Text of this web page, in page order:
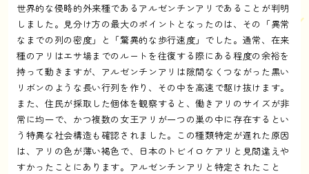
世界的な侵略的外来種であるアルゼンチンアリであることが判明
しました。見分け方の最大のポイントとなったのは、その「異常
なまでの列の密度」と「驚異的な歩行速度」でした。通常、在来
種のアリはエサ場までのルートを往復する際にある程度の余裕を
持って動きますが、アルゼンチンアリは隙間なくつながった黒い
リボンのような長い行列を作り、その中を高速で駆け抜けます。
また、住民が採取した個体を観察すると、働きアリのサイズが非
常に均一で、かつ複数の女王アリが一つの巣の中に存在するとい
う特異な社会構造も確認されました。この種類特定が遅れた原因
は、アリの色が薄い褐色で、日本のトビイロケアリと見間違えや
すかったことにあります。アルゼンチンアリと特定されたこと